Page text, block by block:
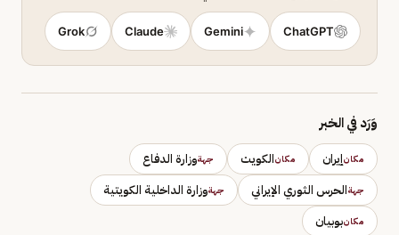
ChatGPT
Gemini
Claude
Grok
وَرَد في الخبر
مكانإيران مكانالكويت جهةوزارة الدفاع
جهةالحرس الثوري الإيراني جهةوزارة الداخلية الكويتية
مكانبوبيان